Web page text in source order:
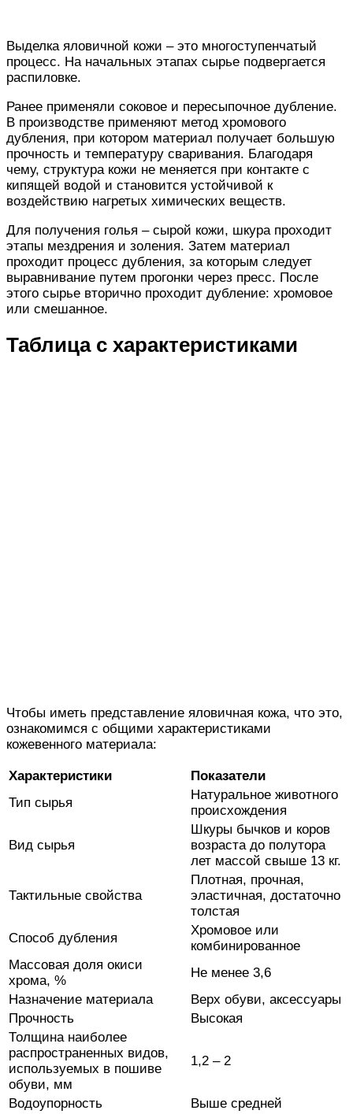
Выделка яловичной кожи – это многоступенчатый
процесс. На начальных этапах сырье подвергается
распиловке.
Ранее применяли соковое и пересыпочное дубление.
В производстве применяют метод хромового
дубления, при котором материал получает большую
прочность и температуру сваривания. Благодаря
чему, структура кожи не меняется при контакте с
кипящей водой и становится устойчивой к
воздействию нагретых химических веществ.
Для получения голья – сырой кожи, шкура проходит
этапы мездрения и золения. Затем материал
проходит процесс дубления, за которым следует
выравнивание путем прогонки через пресс. После
этого сырье вторично проходит дубление: хромовое
или смешанное.
Таблица с характеристиками
Чтобы иметь представление яловичная кожа, что это,
ознакомимся с общими характеристиками
кожевенного материала:
Характеристики
Показатели
Тип сырья
Натуральное животного
происхождения
Вид сырья
Шкуры бычков и коров
возраста до полутора
лет массой свыше 13 кг.
Тактильные свойства
Плотная, прочная,
эластичная, достаточно
толстая
Способ дубления
Хромовое или
комбинированное
Массовая доля окиси
хрома, %
Не менее 3,6
Назначение материала
Верх обуви, аксессуары
Прочность
Высокая
Толщина наиболее
распространенных видов,
используемых в пошиве
обуви, мм
1,2 – 2
Водоупорность
Выше средней